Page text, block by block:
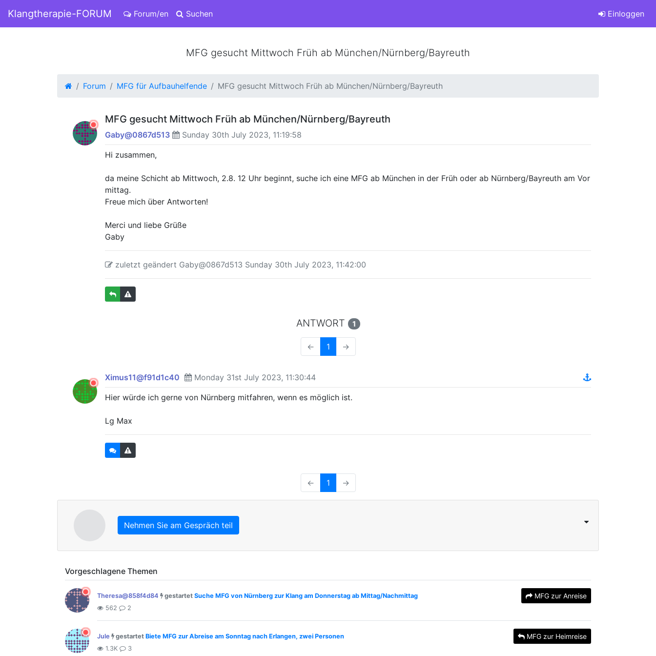
Klangtherapie-FORUM Forum/en Suchen Einloggen
MFG gesucht Mittwoch Früh ab München/Nürnberg/Bayreuth
Forum MFG für Aufbauhelfende MFG gesucht Mittwoch Früh ab München/Nürnberg/Bayreuth
MFG gesucht Mittwoch Früh ab München/Nürnberg/Bayreuth
Gaby@0867d513 Sunday 30th July 2023, 11:19:58
Hi zusammen,
da meine Schicht ab Mittwoch, 2.8. 12 Uhr beginnt, suche ich eine MFG ab München in der Früh oder ab Nürnberg/Bayreuth am Vor
mittag.
Freue mich über Antworten!
Merci und liebe Grüße
Gaby
zuletzt geändert Gaby@0867d513 Sunday 30th July 2023, 11:42:00
ANTWORT 1
← 1 →
Ximus11@f91d1c40 Monday 31st July 2023, 11:30:44
Hier würde ich gerne von Nürnberg mitfahren, wenn es möglich ist.
Lg Max
← 1 →
Nehmen Sie am Gespräch teil
Vorgeschlagene Themen
Theresa@858f4d84 gestartet Suche MFG von Nürnberg zur Klang am Donnerstag ab Mittag/Nachmittag MFG zur Anreise
562 2
Jule gestartet Biete MFG zur Abreise am Sonntag nach Erlangen, zwei Personen MFG zur Heimreise
1.3K 3